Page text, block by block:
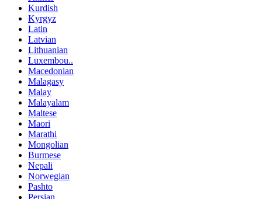
Kurdish
Kyrgyz
Latin
Latvian
Lithuanian
Luxembou..
Macedonian
Malagasy
Malay
Malayalam
Maltese
Maori
Marathi
Mongolian
Burmese
Nepali
Norwegian
Pashto